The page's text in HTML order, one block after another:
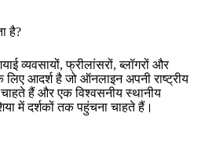
है?
व्यवसायों, फ्रीलांसरों, ब्लॉगरों और
लिए आदर्श है जो ऑनलाइन अपनी राष्ट्रीय
हैं और एक विश्वसनीय स्थानीय
में दर्शकों तक पहुंचना चाहते हैं।